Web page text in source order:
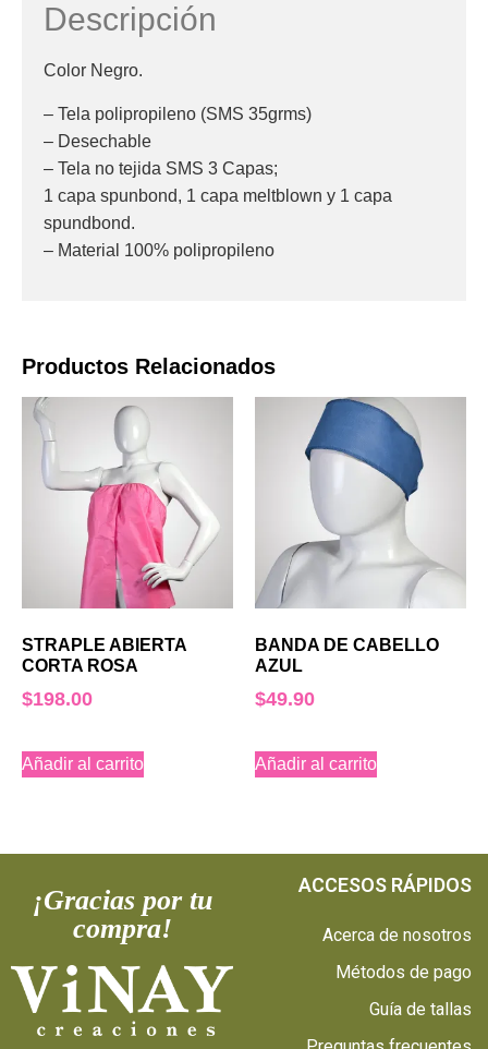
Productos Relacionados
STRAPLE ABIERTA
CORTA ROSA
$198.00
Añadir al carrito
BANDA DE CABELLO
AZUL
$49.90
Añadir al carrito
Descripción
Color Negro.
– Tela polipropileno (SMS 35grms)
– Desechable
– Tela no tejida SMS 3 Capas;
1 capa spunbond, 1 capa meltblown y 1 capa
spundbond.
– Material 100% polipropileno
¡Gracias por tu
compra!
ACCESOS RÁPIDOS
Acerca de nosotros
Métodos de pago
Guía de tallas